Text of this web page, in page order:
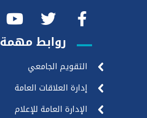
روابط مهمة
التقويم الجامعي
إدارة العلاقات العامة
الإدارة العامة للإعلام